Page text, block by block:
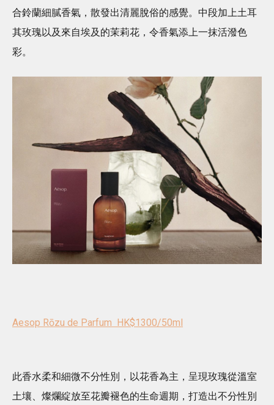
合鈴蘭細膩香氣，散發出清麗脫俗的感覺。中段加上土耳
其玫瑰以及來自埃及的茉莉花，令香氣添上一抹活潑色
彩。
Aesop Rōzu de Parfum HK$1300/50ml
此香水柔和細微不分性別，以花香為主，呈現玫瑰從溫室
土壤、燦爛綻放至花瓣褪色的生命週期，打造出不分性別